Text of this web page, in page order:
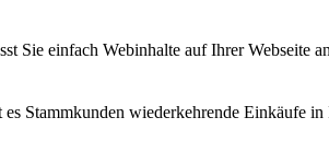
Sie einfach Webinhalte auf Ihrer Webseite
Stammkunden wiederkehrende Einkäufe in